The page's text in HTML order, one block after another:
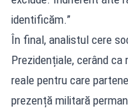
identificăm.”
În final, analistul cere
Prezidențiale, cerând
reale pentru care
prezență militară